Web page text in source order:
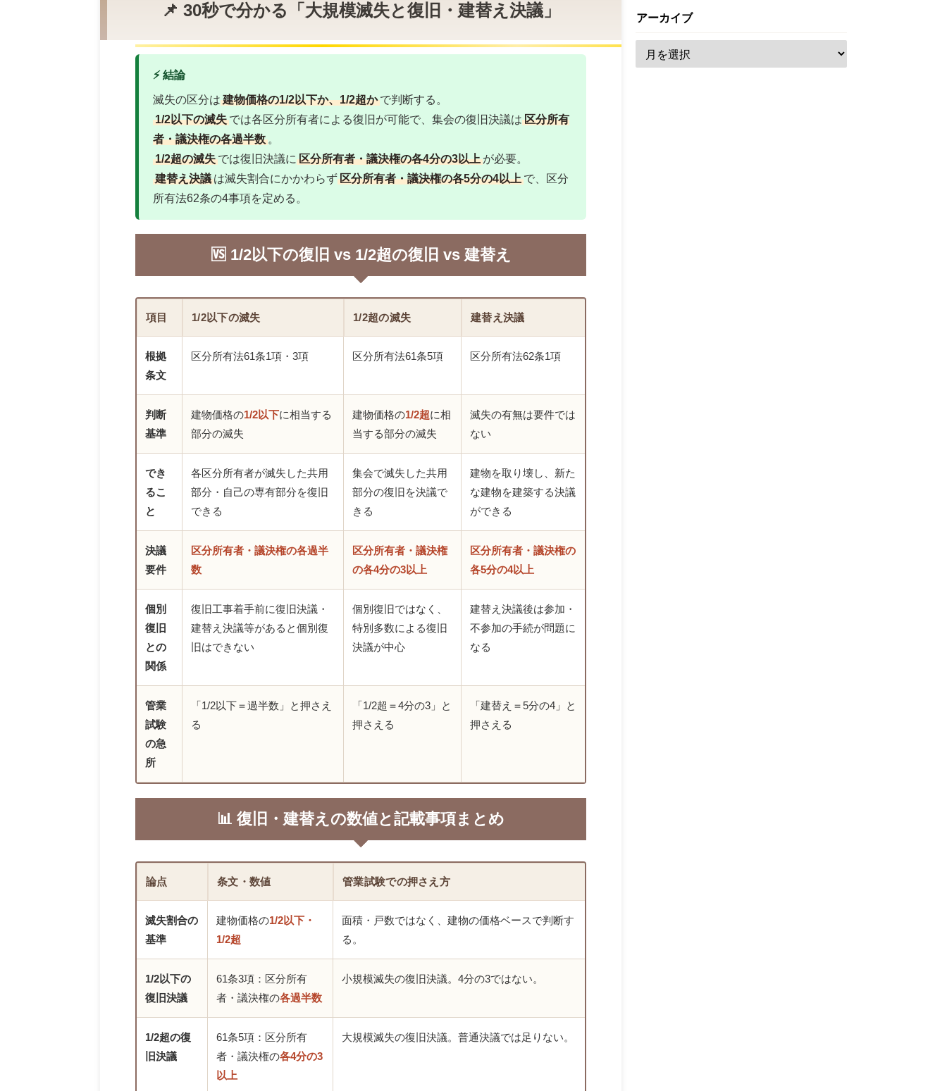
📌 30秒で分かる「大規模滅失と復旧・建替え決議」
⚡ 結論
滅失の区分は 建物価格の1/2以下か、1/2超か で判断する。
1/2以下の滅失 では各区分所有者による復旧が可能で、集会の復旧決議は 区分所有
者・議決権の各過半数 。
1/2超の滅失 では復旧決議に 区分所有者・議決権の各4分の3以上 が必要。
建替え決議 は滅失割合にかかわらず区分所有者・議決権の各5分の4以上 で、区分
所有法62条の4事項を定める。
🆚 1/2以下の復旧 vs 1/2超の復旧 vs 建替え
項目 1/2以下の滅失 1/2超の滅失 建替え決議
根拠
条文
区分所有法61条1項・3項 区分所有法61条5項 区分所有法62条1項
判断
基準
建物価格の1/2以下に相当する
部分の滅失
建物価格の1/2超に相
当する部分の滅失
滅失の有無は要件では
ない
でき
るこ
と
各区分所有者が滅失した共用
部分・自己の専有部分を復旧
できる
集会で滅失した共用
部分の復旧を決議で
きる
建物を取り壊し、新た
な建物を建築する決議
ができる
決議
要件
区分所有者・議決権の各過半
数
区分所有者・議決権
の各4分の3以上
区分所有者・議決権の
各5分の4以上
個別
復旧
との
関係
復旧工事着手前に復旧決議・
建替え決議等があると個別復
旧はできない
個別復旧ではなく、
特別多数による復旧
決議が中心
建替え決議後は参加・
不参加の手続が問題に
なる
管業
試験
の急
所
「1/2以下＝過半数」と押さえ
る
「1/2超＝4分の3」と
押さえる
「建替え＝5分の4」と
押さえる
📊 復旧・建替えの数値と記載事項まとめ
論点 条文・数値 管業試験での押さえ方
滅失割合の
基準
建物価格の1/2以下・
1/2超
面積・戸数ではなく、建物の価格ベースで判断す
る。
1/2以下の
復旧決議
61条3項：区分所有
者・議決権の各過半数
小規模滅失の復旧決議。4分の3ではない。
1/2超の復
旧決議
61条5項：区分所有
者・議決権の各4分の3
以上
大規模滅失の復旧決議。普通決議では足りない。
アーカイブ